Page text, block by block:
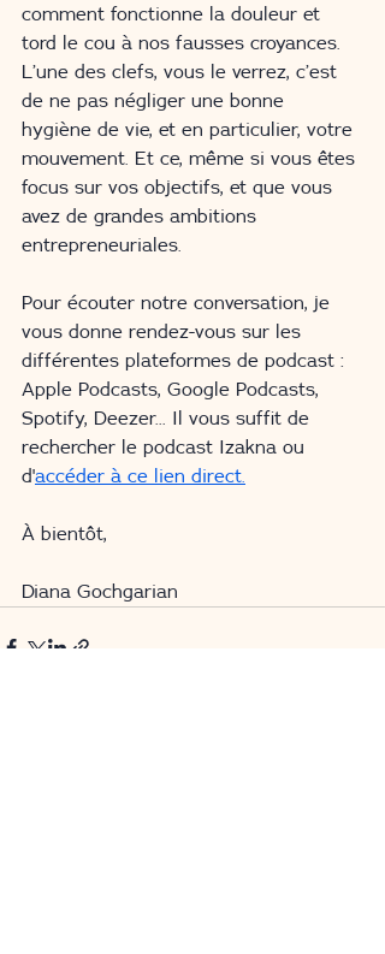
comment fonctionne la douleur et
tord le cou à nos fausses croyances.
L’une des clefs, vous le verrez, c’est
de ne pas négliger une bonne
hygiène de vie, et en particulier, votre
mouvement. Et ce, même si vous êtes
focus sur vos objectifs, et que vous
avez de grandes ambitions
entrepreneuriales.
Pour écouter notre conversation, je
vous donne rendez-vous sur les
différentes plateformes de podcast :
Apple Podcasts, Google Podcasts,
Spotify, Deezer... Il vous suffit de
rechercher le podcast Izakna ou
d'accéder à ce lien direct.
À bientôt,
Diana Gochgarian